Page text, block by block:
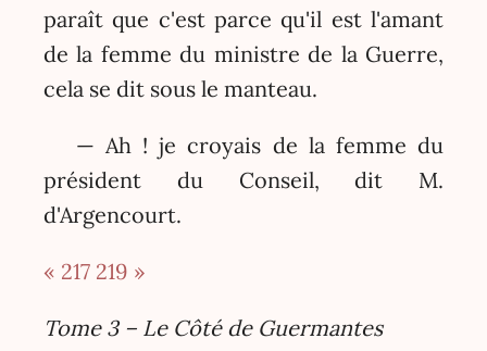
paraît que c'est parce qu'il est l'amant
de la femme du ministre de la Guerre,
cela se dit sous le manteau.
— Ah ! je croyais de la femme du
président du Conseil, dit M.
d'Argencourt.
« 217 219 »
Tome 3 – Le Côté de Guermantes